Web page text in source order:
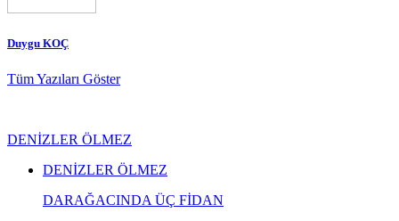
Duygu KOÇ
Tüm Yazıları Göster
DENİZLER ÖLMEZ
DENİZLER ÖLMEZ
DARAĞACINDA ÜÇ FİDAN